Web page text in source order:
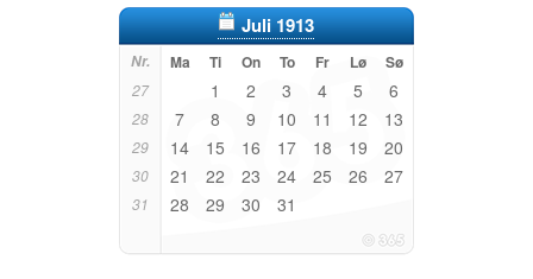
Juli 1913
Nr. Ma Ti On To Fr Lø Sø
27 1 2 3 4 5 6
28 7 8 9 10 11 12 13
29 14 15 16 17 18 19 20
30 21 22 23 24 25 26 27
31 28 29 30 31